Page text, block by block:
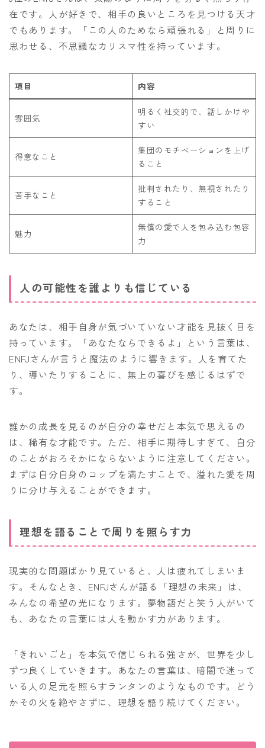
在です。人が好きで、相手の良いところを見つける天才
でもあります。「この人のためなら頑張れる」と周りに
思わせる、不思議なカリスマ性を持っています。
項目 内容
雰囲気
明るく社交的で、話しかけや
すい
得意なこと
集団のモチベーションを上げ
ること
苦手なこと
批判されたり、無視されたり
すること
魅力
無償の愛で人を包み込む包容
力
人の可能性を誰よりも信じている
あなたは、相手自身が気づいていない才能を見抜く目を
持っています。「あなたならできるよ」という言葉は、
ENFJさんが言うと魔法のように響きます。人を育てた
り、導いたりすることに、無上の喜びを感じるはずで
す。
誰かの成長を見るのが自分の幸せだと本気で思えるの
は、稀有な才能です。ただ、相手に期待しすぎて、自分
のことがおろそかにならないように注意してください。
まずは自分自身のコップを満たすことで、溢れた愛を周
りに分け与えることができます。
理想を語ることで周りを照らす力
現実的な問題ばかり見ていると、人は疲れてしまいま
す。そんなとき、ENFJさんが語る「理想の未来」は、
みんなの希望の光になります。夢物語だと笑う人がいて
も、あなたの言葉には人を動かす力があります。
「きれいごと」を本気で信じられる強さが、世界を少し
ずつ良くしていきます。あなたの言葉は、暗闇で迷って
いる人の足元を照らすランタンのようなものです。どう
かその火を絶やさずに、理想を語り続けてください。